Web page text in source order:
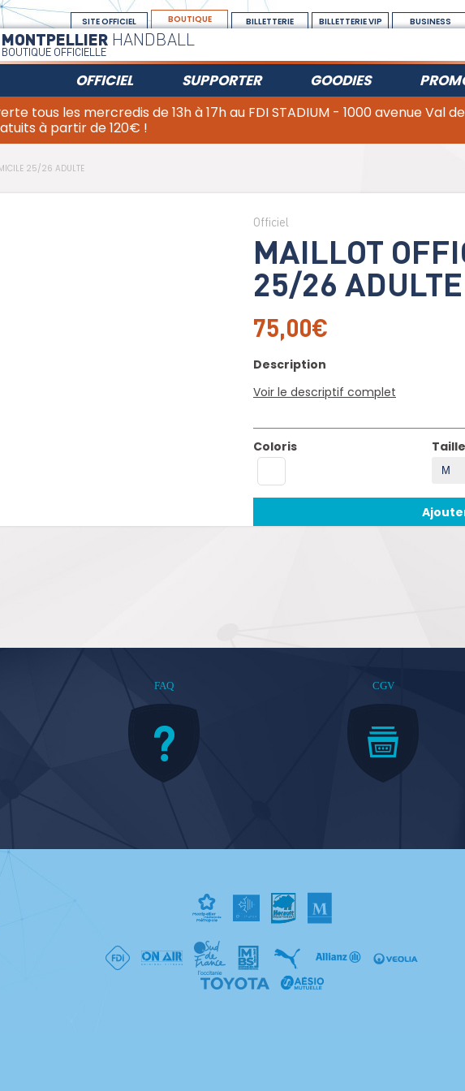
SITE OFFICIEL BOUTIQUE BILLETTERIE BILLETTERIE VIP BUSINESS
MONTPELLIERHANDBALL
BOUTIQUE OFFICIELLE
OFFICIEL SUPPORTER GOODIES
tous les mercredis de 13h à 17h au FDI STADIUM - 1000 avenue Val
à partir de 120€ !
25/26 ADULTE
Officiel
MAILLOT
25/26 ADULTE
75,00€
Description
Voir le descriptif complet
Coloris
FAQ CGV